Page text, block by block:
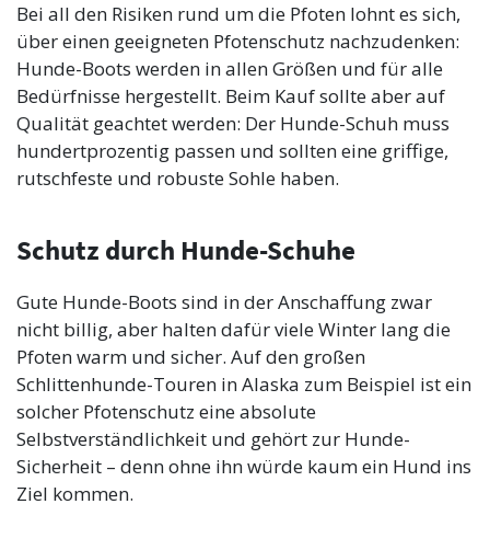
Bei all den Risiken rund um die Pfoten lohnt es sich,
über einen geeigneten Pfotenschutz nachzudenken:
Hunde-Boots werden in allen Größen und für alle
Bedürfnisse hergestellt. Beim Kauf sollte aber auf
Qualität geachtet werden: Der Hunde-Schuh muss
hundertprozentig passen und sollten eine griffige,
rutschfeste und robuste Sohle haben.
Schutz durch Hunde-Schuhe
Gute Hunde-Boots sind in der Anschaffung zwar
nicht billig, aber halten dafür viele Winter lang die
Pfoten warm und sicher. Auf den großen
Schlittenhunde-Touren in Alaska zum Beispiel ist ein
solcher Pfotenschutz eine absolute
Selbstverständlichkeit und gehört zur Hunde-
Sicherheit – denn ohne ihn würde kaum ein Hund ins
Ziel kommen.